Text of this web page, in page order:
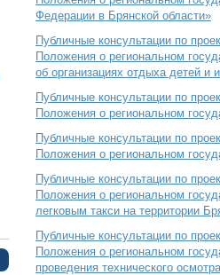
Федерации в Брянской области»
Публичные консультации по
Положения о региональном
об организациях отдыха детей и
Публичные консультации по
Положения о региональном
Публичные консультации по
Положения о региональном
Публичные консультации по
Положения о региональном
легковым такси на территории
Публичные консультации по
Положения о региональном
проведения технического